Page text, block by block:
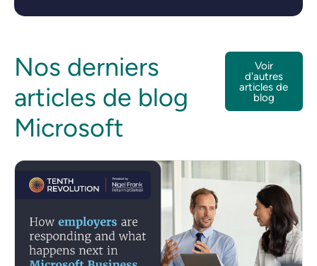
Nos derniers
articles de blog
Microsoft
Voir
d'autres
articles de
blog